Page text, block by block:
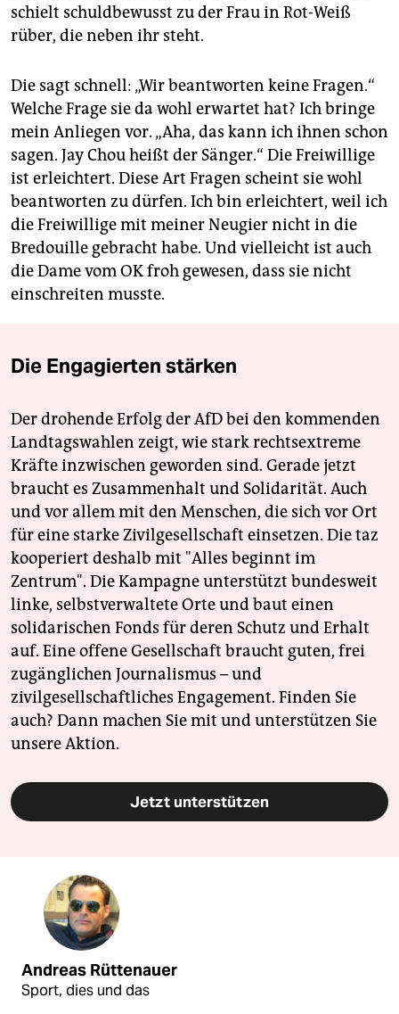
schielt schuldbewusst zu der Frau in Rot-Weiß
rüber, die neben ihr steht.
Die sagt schnell: „Wir beantworten keine Fragen.“
Welche Frage sie da wohl erwartet hat? Ich bringe
mein Anliegen vor. „Aha, das kann ich ihnen schon
sagen. Jay Chou heißt der Sänger.“ Die Freiwillige
ist erleichtert. Diese Art Fragen scheint sie wohl
beantworten zu dürfen. Ich bin erleichtert, weil ich
die Freiwillige mit meiner Neugier nicht in die
Bredouille gebracht habe. Und vielleicht ist auch
die Dame vom OK froh gewesen, dass sie nicht
einschreiten musste.
Die Engagierten stärken
Der drohende Erfolg der AfD bei den kommenden
Landtagswahlen zeigt, wie stark rechtsextreme
Kräfte inzwischen geworden sind. Gerade jetzt
braucht es Zusammenhalt und Solidarität. Auch
und vor allem mit den Menschen, die sich vor Ort
für eine starke Zivilgesellschaft einsetzen. Die taz
kooperiert deshalb mit "Alles beginnt im
Zentrum". Die Kampagne unterstützt bundesweit
linke, selbstverwaltete Orte und baut einen
solidarischen Fonds für deren Schutz und Erhalt
auf. Eine offene Gesellschaft braucht guten, frei
zugänglichen Journalismus – und
zivilgesellschaftliches Engagement. Finden Sie
auch? Dann machen Sie mit und unterstützen Sie
unsere Aktion.
Jetzt unterstützen
Andreas Rüttenauer
Sport, dies und das